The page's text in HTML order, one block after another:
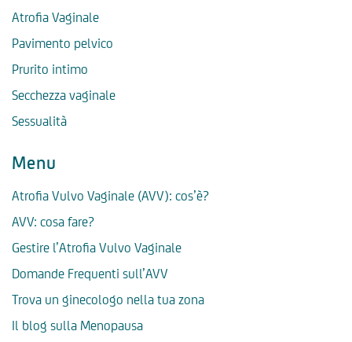
Atrofia Vaginale
Pavimento pelvico
Prurito intimo
Secchezza vaginale
Sessualità
Menu
Atrofia Vulvo Vaginale (AVV): cos’è?
AVV: cosa fare?
Gestire l’Atrofia Vulvo Vaginale
Domande Frequenti sull’AVV
Trova un ginecologo nella tua zona
Il blog sulla Menopausa